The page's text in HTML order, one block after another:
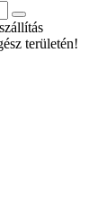
területén!